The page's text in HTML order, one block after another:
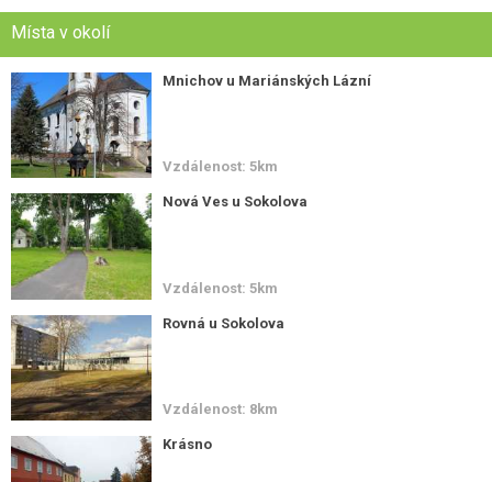
Místa v okolí
Mnichov u Mariánských Lázní
Vzdálenost: 5km
Nová Ves u Sokolova
Vzdálenost: 5km
Rovná u Sokolova
Vzdálenost: 8km
Krásno